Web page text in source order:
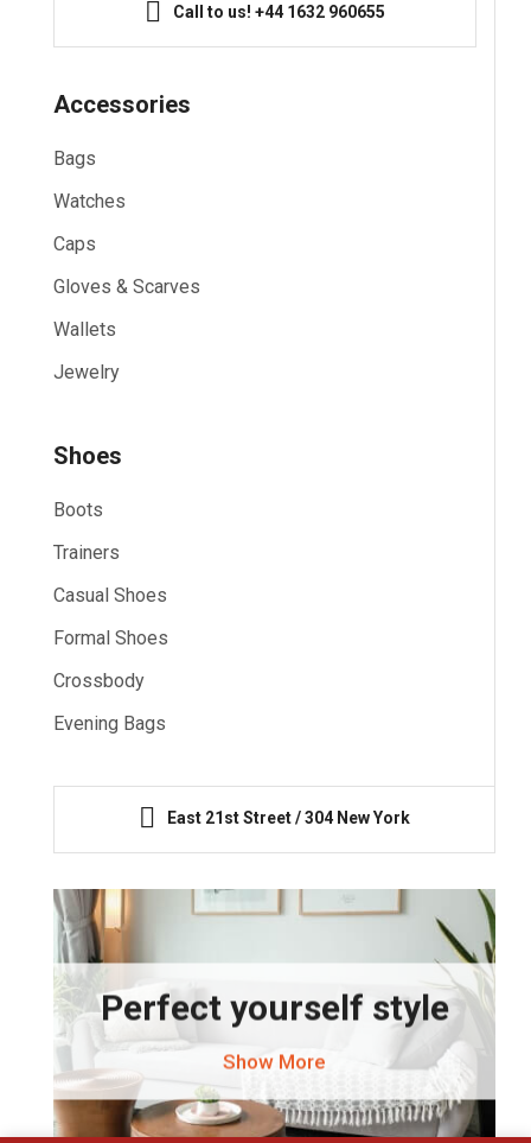
Call to us! +44 1632 960655
Accessories
Bags
Watches
Caps
Gloves & Scarves
Wallets
Jewelry
Shoes
Boots
Trainers
Casual Shoes
Formal Shoes
Crossbody
Evening Bags
East 21st Street / 304 New York
Perfect yourself style
Show More